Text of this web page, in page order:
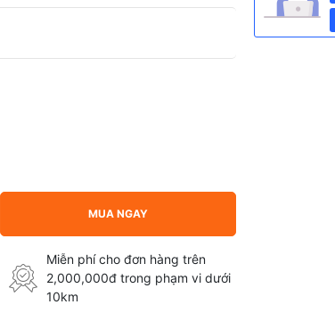
MUA NGAY
Miễn phí cho đơn hàng trên
2,000,000đ trong phạm vi dưới
10km